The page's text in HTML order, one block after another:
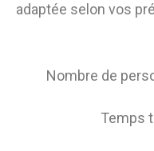
adaptée selon vos
Nombre de
Temps